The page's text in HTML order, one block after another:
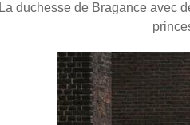
La duchesse de Bragance avec